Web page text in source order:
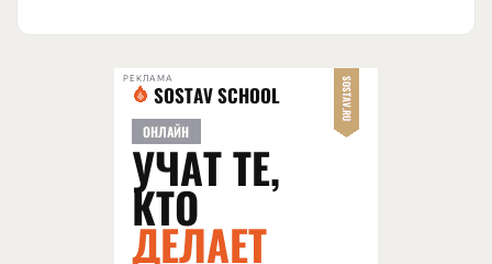
РЕКЛАМА